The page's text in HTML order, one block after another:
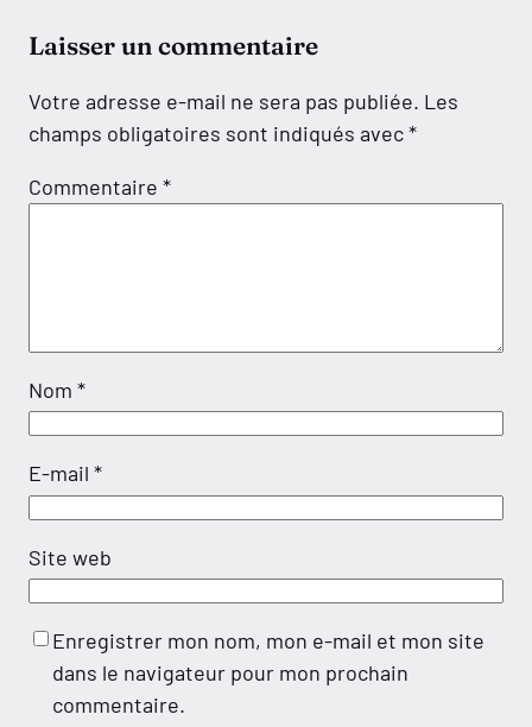
Laisser un commentaire
Votre adresse e-mail ne sera pas publiée. Les
champs obligatoires sont indiqués avec*
Commentaire *
Nom *
E-mail *
Site web
Enregistrer mon nom, mon e-mail et mon site
dans le navigateur pour mon prochain
commentaire.